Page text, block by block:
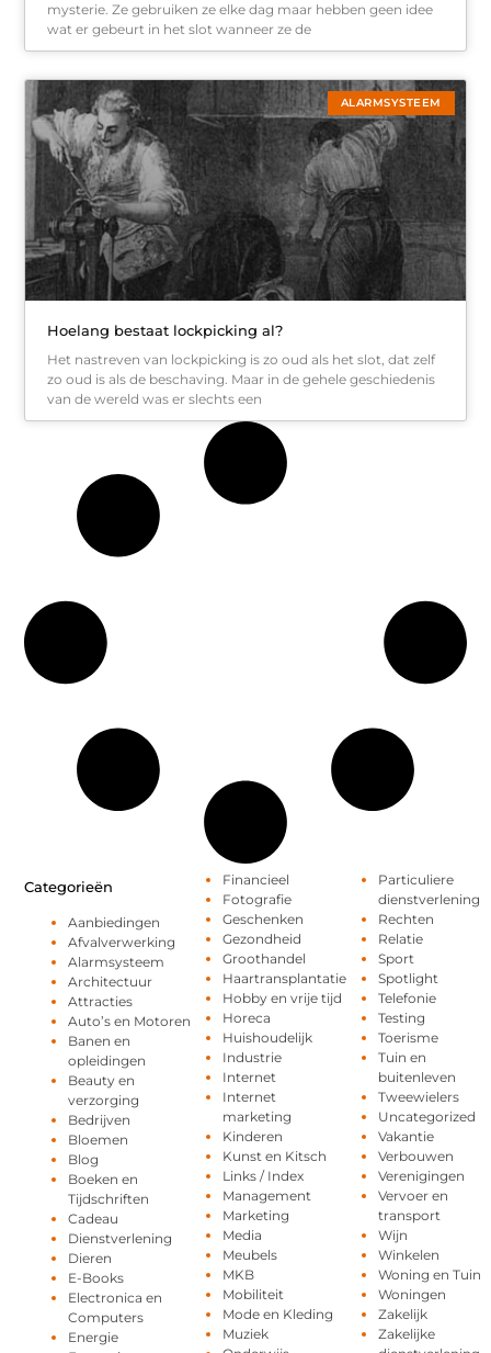
mysterie. Ze gebruiken ze elke dag maar hebben geen idee
wat er gebeurt in het slot wanneer ze de
ALARMSYSTEEM
Hoelang bestaat lockpicking al?
Het nastreven van lockpicking is zo oud als het slot, dat zelf
zo oud is als de beschaving. Maar in de gehele geschiedenis
van de wereld was er slechts een
Categorieën
Aanbiedingen
Afvalverwerking
Alarmsysteem
Architectuur
Attracties
Auto’s en Motoren
Banen en
opleidingen
Beauty en
verzorging
Bedrijven
Bloemen
Blog
Boeken en
Tijdschriften
Cadeau
Dienstverlening
Dieren
E-Books
Electronica en
Computers
Energie
Financieel
Fotografie
Geschenken
Gezondheid
Groothandel
Haartransplantatie
Hobby en vrije tijd
Horeca
Huishoudelijk
Industrie
Internet
Internet
marketing
Kinderen
Kunst en Kitsch
Links / Index
Management
Marketing
Media
Meubels
MKB
Mobiliteit
Mode en Kleding
Muziek
Particuliere
dienstverlening
Rechten
Relatie
Sport
Spotlight
Telefonie
Testing
Toerisme
Tuin en
buitenleven
Tweewielers
Uncategorized
Vakantie
Verbouwen
Verenigingen
Vervoer en
transport
Wijn
Winkelen
Woning en Tuin
Woningen
Zakelijk
Zakelijke